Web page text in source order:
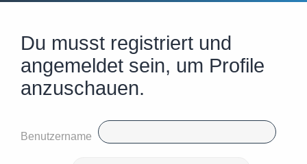
Du musst registriert und
angemeldet sein, um Profile
anzuschauen.
Benutzername